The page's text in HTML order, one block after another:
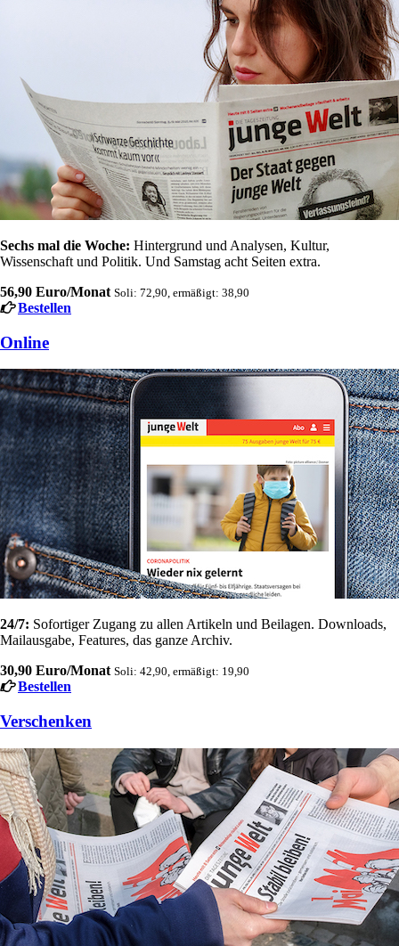
Sechs mal die Woche: Hintergrund und Analysen, Kultur,
Wissenschaft und Politik. Und Samstag acht Seiten extra.
56,90 Euro/Monat Soli: 72,90, ermäßigt: 38,90
Bestellen
Online
24/7: Sofortiger Zugang zu allen Artikeln und Beilagen. Downloads,
Mailausgabe, Features, das ganze Archiv.
30,90 Euro/Monat Soli: 42,90, ermäßigt: 19,90
Bestellen
Verschenken